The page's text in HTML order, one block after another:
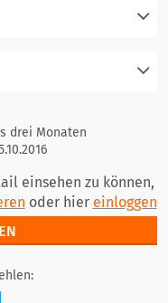
registrieren
drei Monaten
einsehen zu können,
oder hier einloggen